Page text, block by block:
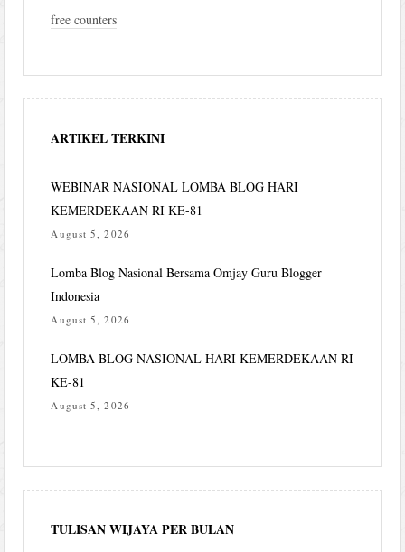
free counters
ARTIKEL TERKINI
WEBINAR NASIONAL LOMBA BLOG HARI
KEMERDEKAAN RI KE-81
August 5, 2026
Lomba Blog Nasional Bersama Omjay Guru Blogger
Indonesia
August 5, 2026
LOMBA BLOG NASIONAL HARI KEMERDEKAAN RI
KE-81
August 5, 2026
TULISAN WIJAYA PER BULAN